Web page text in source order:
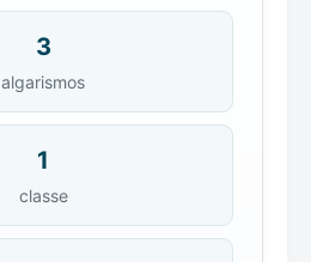
3
algarismos
1
classe